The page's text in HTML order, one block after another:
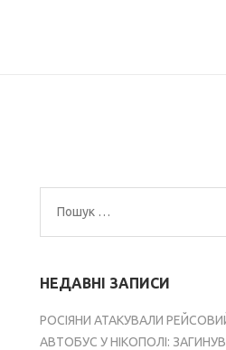
Пошук:
НЕДАВНІ ЗАПИСИ
РОСІЯНИ АТАКУВАЛИ
АВТОБУС У НІКОПОЛІ: